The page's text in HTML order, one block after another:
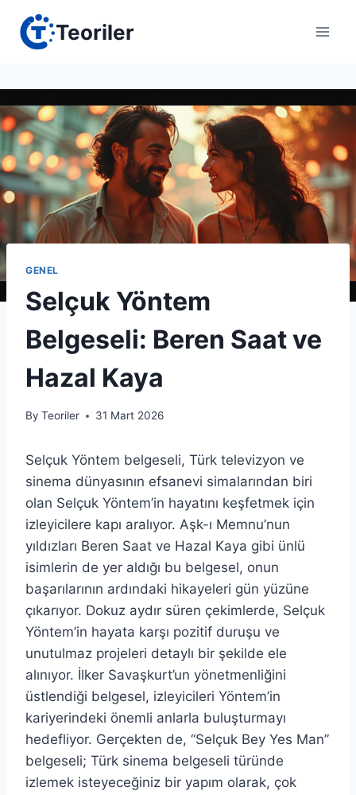
content
Teoriler
GENEL
Selçuk Yöntem
Belgeseli: Beren Saat ve
Hazal Kaya
By Teoriler 31 Mart 2026
Selçuk Yöntem belgeseli, Türk televizyon ve
sinema dünyasının efsanevi simalarından biri
olan Selçuk Yöntem’in hayatını keşfetmek için
izleyicilere kapı aralıyor. Aşk-ı Memnu’nun
yıldızları Beren Saat ve Hazal Kaya gibi ünlü
isimlerin de yer aldığı bu belgesel, onun
başarılarının ardındaki hikayeleri gün yüzüne
çıkarıyor. Dokuz aydır süren çekimlerde, Selçuk
Yöntem’in hayata karşı pozitif duruşu ve
unutulmaz projeleri detaylı bir şekilde ele
alınıyor. İlker Savaşkurt’un yönetmenliğini
üstlendiği belgesel, izleyicileri Yöntem’in
kariyerindeki önemli anlarla buluşturmayı
hedefliyor. Gerçekten de, “Selçuk Bey Yes Man”
belgeseli; Türk sinema belgeseli türünde
izlemek isteyeceğiniz bir yapım olarak, çok